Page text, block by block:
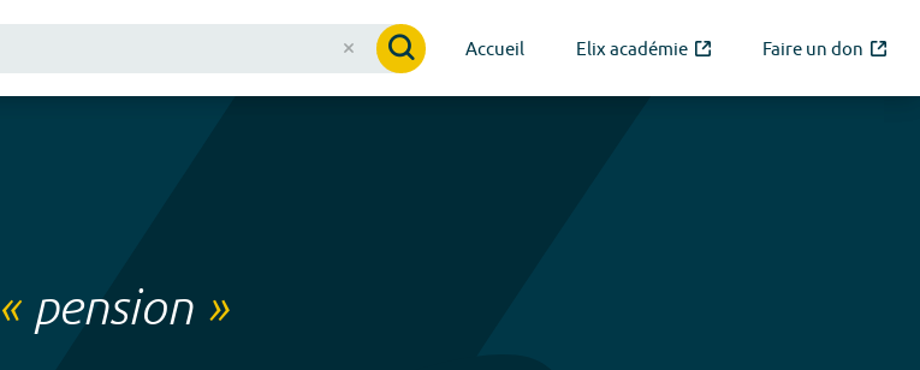
Accueil Elix académie Faire un don
« pension»